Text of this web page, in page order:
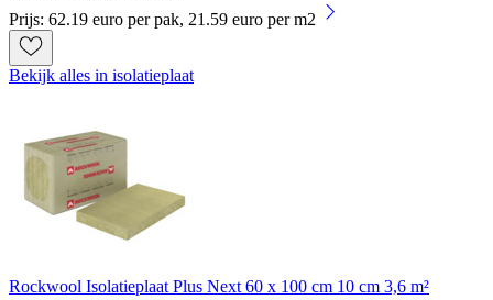
Prijs: 62.19 euro per pak, 21.59 euro per m2
Bekijk alles in isolatieplaat
Rockwool Isolatieplaat Plus Next 60 x 100 cm 10 cm 3,6 m²